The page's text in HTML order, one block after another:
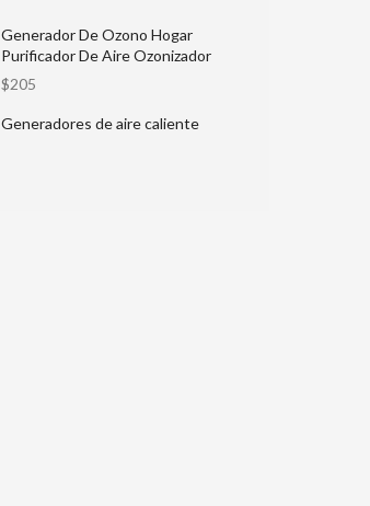
Generador De Ozono Hogar
Purificador De Aire Ozonizador
$205
Generadores de aire caliente